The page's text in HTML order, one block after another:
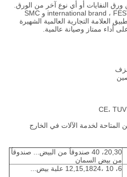
ورق النفايات أو أي نوع آخر من الورق.
أجزاء التحكم الكهربائي international brand ، FESTO و SMC
العلامة التجارية العالمية الشهيرة
أداء ممتاز وصيانة عالمية.
المتاحة لخدمة الآلات في الخارج
20,30، 40 صندوقاً من البيض... صندوقاً
من بيض السمان
6، 10 ،12,15,1824 علبة بيض...